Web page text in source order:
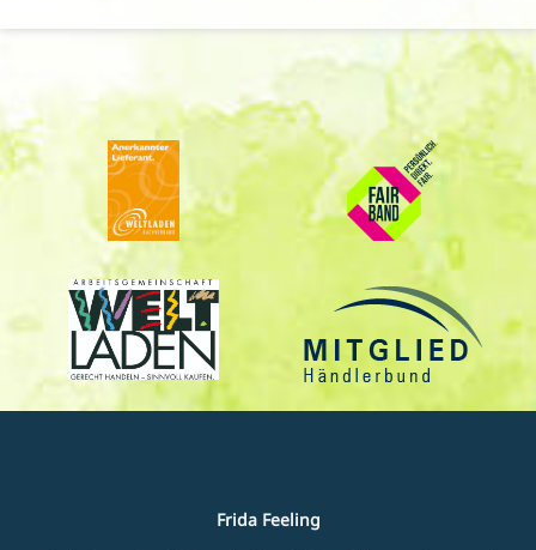
Frida Feeling